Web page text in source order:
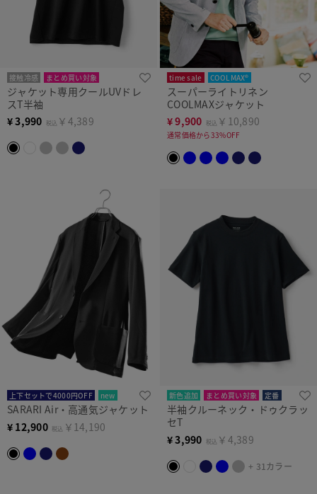
接触冷感 まとめ買い対象
ジャケット専用クールUVドレ
スT半袖
¥3,990 税込 ￥4,389
time sale COOLMAX®
スーパーライトリネン
COOLMAXジャケット
¥9,900 税込 ￥10,890
通常価格から33%OFF
上下セットで4000円OFF new
SARARI Air・高通気ジャケット
¥ 12,900 税込 ￥14,190
新色追加 まとめ買い対象 定番
半袖クルーネック・ドゥクラッ
セT
¥3,990 税込 ￥4,389
+ 31カラー